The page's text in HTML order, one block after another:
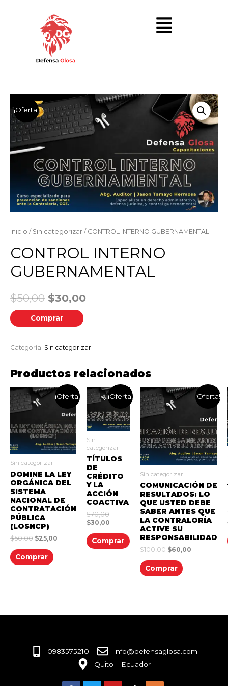
¡Oferta!
Inicio / Sin categorizar / CONTROL INTERNO GUBERNAMENTAL
CONTROL INTERNO
GUBERNAMENTAL
$50,00 $30,00
Comprar
Categoría: Sin categorizar
Productos relacionados
¡Oferta!
Sin categorizar
DOMINE LA LEY
ORGÁNICA DEL
SISTEMA
NACIONAL DE
CONTRATACIÓN
PÚBLICA
(LOSNCP)
$50,00 $25,00
Comprar
¡Oferta!
Sin
categorizar
TÍTULOS
DE
CRÉDITO
Y LA
ACCIÓN
COACTIVA
$70,00
$30,00
Comprar
¡Oferta!
Sin categorizar
COMUNICACIÓN DE
RESULTADOS: LO
QUE USTED DEBE
SABER ANTES QUE
LA CONTRALORÍA
ACTIVE SU
RESPONSABILIDAD
$100,00 $60,00
Comprar
0983575210
info@defensaglosa.com
Quito – Ecuador